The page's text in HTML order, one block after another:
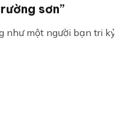
sơn”
như một người bạn tri kỷ